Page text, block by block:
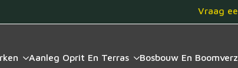
Vraag
Aanleg Oprit En Terras Bosbouw En